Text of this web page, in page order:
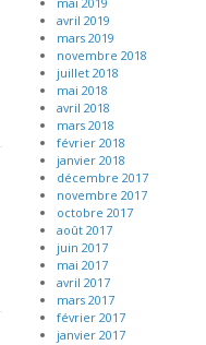
avril 2019
mars 2019
novembre 2018
juillet 2018
mai 2018
avril 2018
mars 2018
février 2018
janvier 2018
décembre 2017
novembre 2017
octobre 2017
août 2017
juin 2017
mai 2017
avril 2017
mars 2017
février 2017
janvier 2017